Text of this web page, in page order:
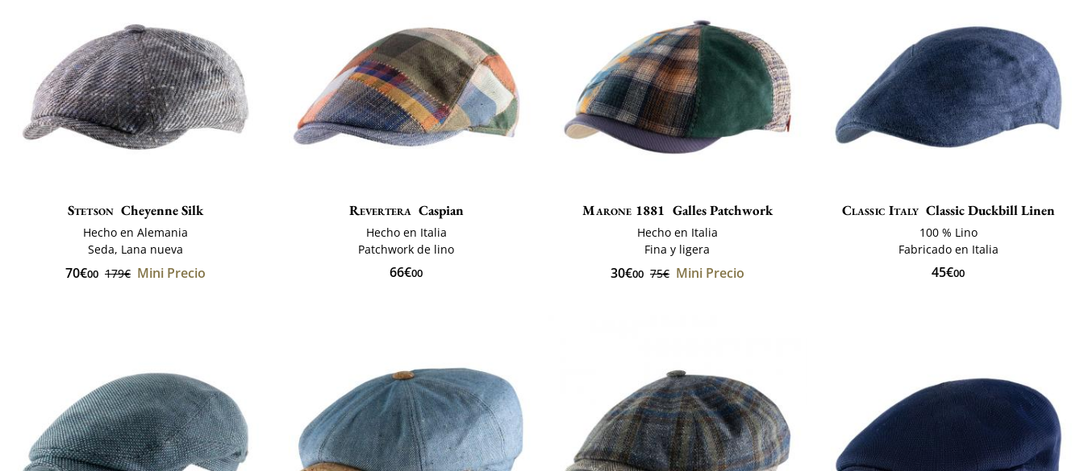
Stetson Cheyenne Silk
Hecho en Alemania
Seda, Lana nueva
70€00 179€ Mini Precio
Revertera Caspian
Hecho en Italia
Patchwork de lino
66€00
Marone 1881 Galles Patchwork
Hecho en Italia
Fina y ligera
30€00 75€ Mini Precio
Classic Italy Classic Duckbill Linen
100 % Lino
Fabricado en Italia
45€00